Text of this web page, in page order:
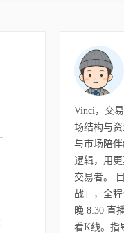
Vinci，交
场结构与
与市场陪
逻辑，用
交易者。
战」，全
晚 8:30 直
看K线。指